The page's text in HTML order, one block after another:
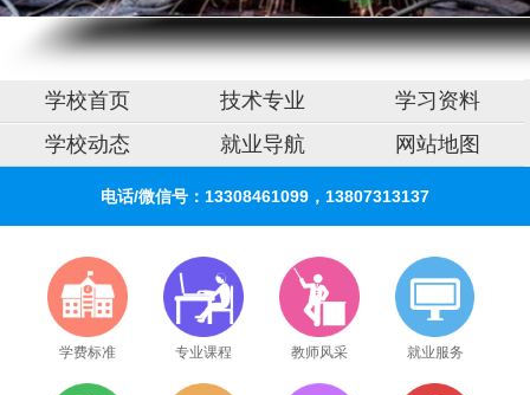
学校首页 技术专业
学习资料
学校动态
就业导航 网站地图
电话/微信号：13308461099，13807313137
学费标准 专业课程 教师风采 就业服务